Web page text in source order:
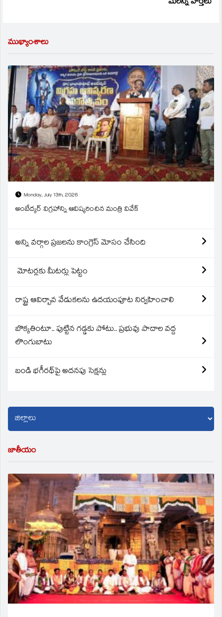
ముఖ్యాంశాలు
Monday, July 13th, 2026
అంబేద్కర్ విగ్రహాన్ని ఆవిష్కరించిన మంత్రి వివేక్
అన్ని వర్గాల ప్రజలను కాంగ్రెస్ మోసం చేసింది
మోటర్లకు మీటర్లు పెట్టం
రాష్ట్ర ఆవిర్బావ వేడుకలను ఉదయంపూట నిర్వహించాలి
బొక్కతింటూ.. పుట్టిన గడ్డకు పోటు.. ప్రభువు పాదాల వద్ద
లొంగుబాటు
బండి భగీరథ్‌పై అదనపు సెక్షన్లు
జాతీయం